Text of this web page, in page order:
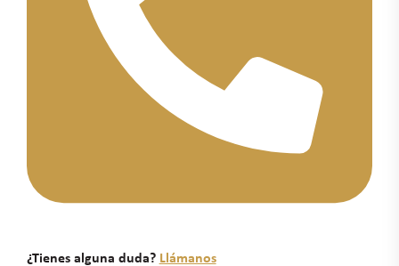
¿Tienes alguna duda? Llámanos